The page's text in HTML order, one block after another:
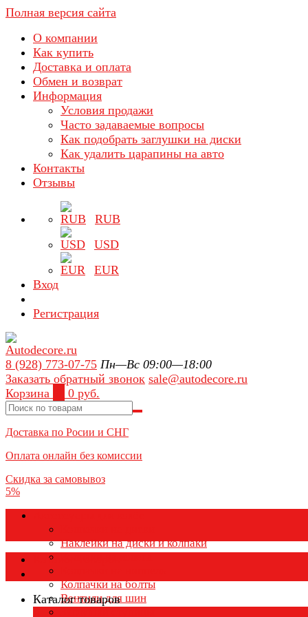
Полная версия сайта
О компании
Как купить
Доставка и оплата
Обмен и возврат
Информация
Условия продажи
Часто задаваемые вопросы
Как подобрать заглушки на диски
Как удалить царапины на авто
Контакты
Отзывы
RUB
USD
EUR
Вход
Регистрация
8 (928) 773-07-75 Пн—Вс 09:00—18:00
Заказать обратный звонок sale@autodecore.ru
Корзина
0 руб.
Доставка по Росии и СНГ
Оплата онлайн без комиссии
Скидка за самовывоз
5%
Наклейки на диски и колпаки
Колпаки на колеса
Колпачки на болты
Вентили для шин
Каталог товаров
Каталог товаров